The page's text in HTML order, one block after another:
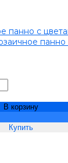
панно
В корзину